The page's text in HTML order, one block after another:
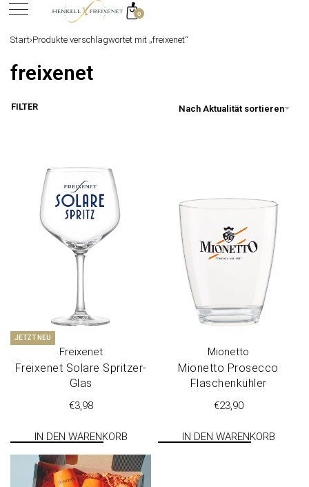
springen
0
Start›Produkte verschlagwortet mit „freixenet“
freixenet
Nach Aktualität sortieren
FILTER
JETZT NEU
Freixenet
Freixenet Sola­re Spritzer-
Glas
€3,98
IN DEN WARENKORB
Mionetto
Mionetto Prosecco
Flaschenkühler
€23,90
IN DEN WARENKORB